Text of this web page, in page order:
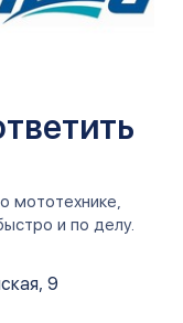
мототехнике,
и по делу.
9